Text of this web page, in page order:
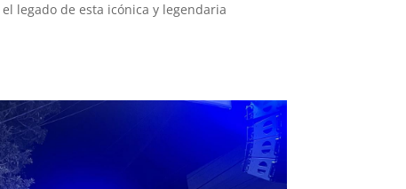
legado de esta icónica y legendaria